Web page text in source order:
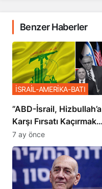
Benzer Haberler
​​​​​​​”ABD-İsrail, Hizbullah’a
Karşı Fırsatı Kaçırmak
İstemiyor”
İSRAİL-AMERİKA-BATI
7 ay önce